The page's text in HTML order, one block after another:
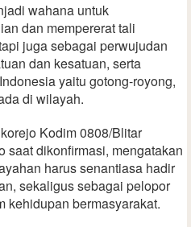
wahana untuk
dan mempererat tali
juga sebagai perwujudan
dan kesatuan, serta
yaitu gotong-royong,
di wilayah.
Kodim 0808/Blitar
saat dikonfirmasi, mengatakan
harus senantiasa hadir
sekaligus sebagai pelopor
kehidupan bermasyarakat.